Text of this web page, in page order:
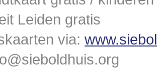
Leiden gratis
via: